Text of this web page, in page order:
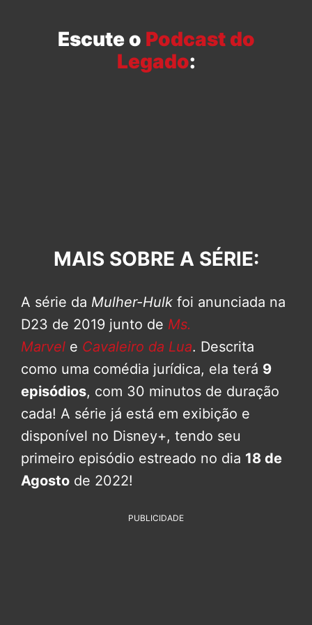
Escute o Podcast do
Legado:
MAIS SOBRE A SÉRIE:
A série da Mulher-Hulk foi anunciada na
D23 de 2019 junto de Ms.
Marvel e Cavaleiro da Lua. Descrita
como uma comédia jurídica, ela terá 9
episódios, com 30 minutos de duração
cada! A série já está em exibição e
disponível no Disney+, tendo seu
primeiro episódio estreado no dia 18 de
Agosto de 2022!
PUBLICIDADE